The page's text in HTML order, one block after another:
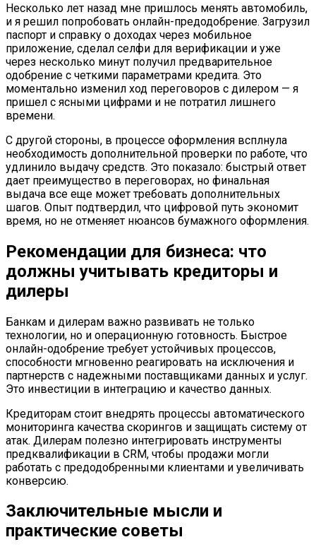
Несколько лет назад мне пришлось менять автомобиль,
и я решил попробовать онлайн-предодобрение. Загрузил
паспорт и справку о доходах через мобильное
приложение, сделал селфи для верификации и уже
через несколько минут получил предварительное
одобрение с четкими параметрами кредита. Это
моментально изменил ход переговоров с дилером — я
пришел с ясными цифрами и не потратил лишнего
времени.
С другой стороны, в процессе оформления всплнула
необходимость дополнительной проверки по работе, что
удлинило выдачу средств. Это показало: быстрый ответ
дает преимущество в переговорах, но финальная
выдача все еще может требовать дополнительных
шагов. Опыт подтвердил, что цифровой путь экономит
время, но не отменяет нюансов бумажного оформления.
Рекомендации для бизнеса: что
должны учитывать кредиторы и
дилеры
Банкам и дилерам важно развивать не только
технологии, но и операционную готовность. Быстрое
онлайн-одобрение требует устойчивых процессов,
способности мгновенно реагировать на исключения и
партнерств с надежными поставщиками данных и услуг.
Это инвестиции в интеграцию и качество данных.
Кредиторам стоит внедрять процессы автоматического
мониторинга качества скорингов и защищать систему от
атак. Дилерам полезно интегрировать инструменты
предквалификации в CRM, чтобы продажи могли
работать с предодобренными клиентами и увеличивать
конверсию.
Заключительные мысли и
практические советы